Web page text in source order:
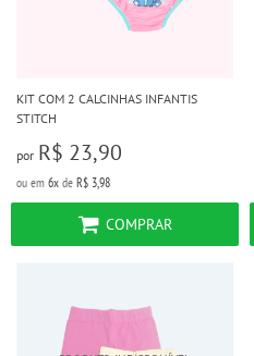
KIT COM 2 CALCINHAS INFANTIS
STITCH
por R$ 23,90
ou em 6x de R$ 3,98
COMPRAR